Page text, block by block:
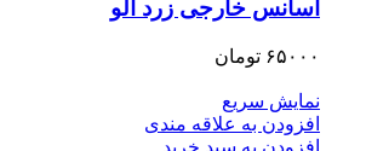
اسانس خارجی زرد آلو
۶۵۰۰۰ تومان
نمایش سریع
افزودن به علاقه مندی
افزودن به سبد خرید